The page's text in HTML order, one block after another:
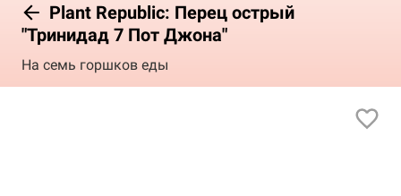
Plant Republic: Перец острый
"Тринидад 7 Пот Джона"
На семь горшков еды